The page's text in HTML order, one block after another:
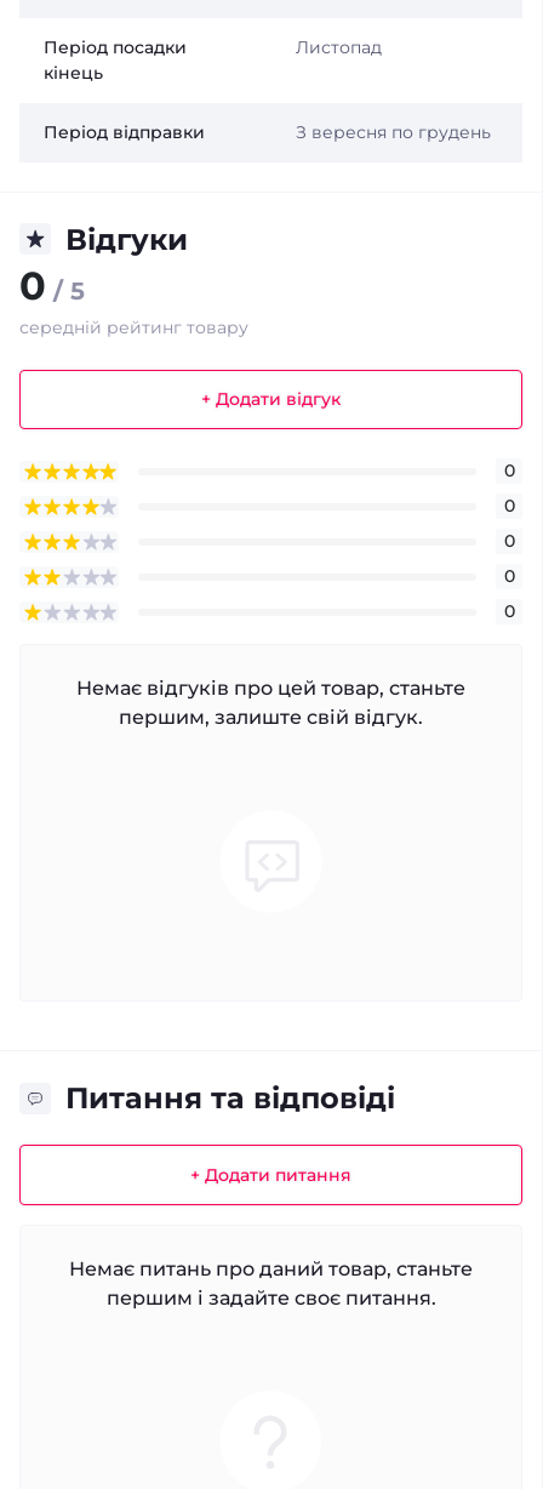
Період посадки
кінець
Листопад
Період відправки З вересня по грудень
Відгуки
0 / 5
середній рейтинг товару
+ Додати відгук
0
0
0
0
0
Немає відгуків про цей товар, станьте
першим, залиште свій відгук.
Питання та відповіді
+ Додати питання
Немає питань про даний товар, станьте
першим і задайте своє питання.